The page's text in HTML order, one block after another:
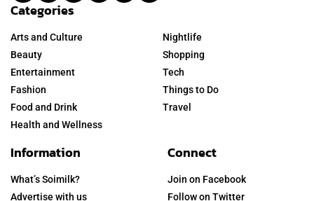
Categories
Arts and Culture
Beauty
Entertainment
Fashion
Food and Drink
Health and Wellness
Nightlife
Shopping
Tech
Things to Do
Travel
Information
What’s Soimilk?
Advertise with us
Connect
Join on Facebook
Follow on Twitter